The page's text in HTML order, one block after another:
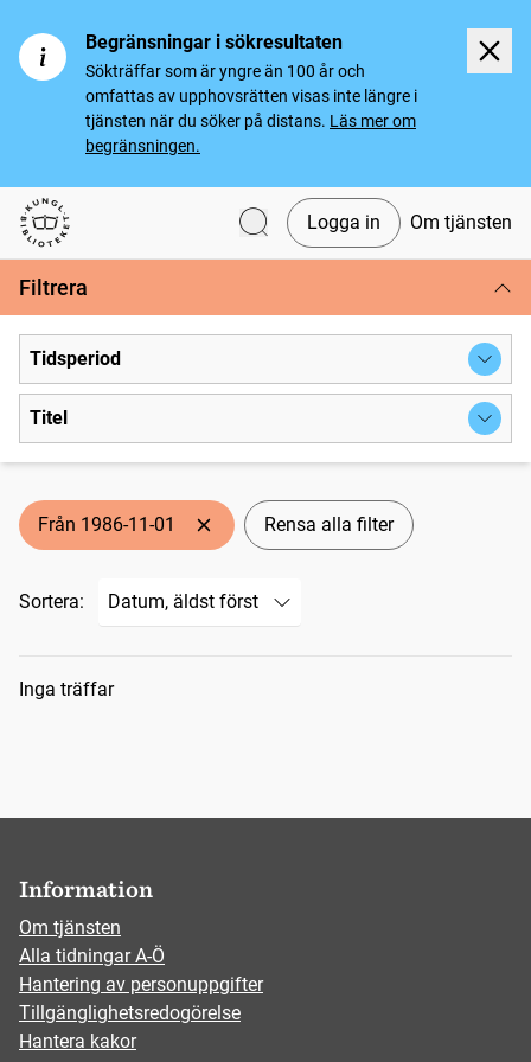
Begränsningar i sökresultaten
Sökträffar som är yngre än 100 år och
omfattas av upphovsrätten visas inte längre i
tjänsten när du söker på distans. Läs mer om
begränsningen.
Svenska tidningar
Logga in Om tjänsten
Filtrera
Tidsperiod
Titel
Från 1986-11-01 Rensa alla filter
Sortera:
Sökresultat
Inga träffar
Information
Om tjänsten
Alla tidningar A-Ö
Hantering av personuppgifter
Tillgänglighetsredogörelse
Hantera kakor